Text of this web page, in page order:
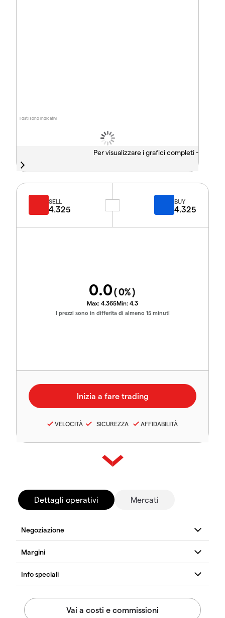
I dati sono indicativi
Per visualizzare i grafici completi -
SELL
4.325
BUY
4.325
0.0(0%)
Max: 4.365Min: 4.3
I prezzi sono in differita di almeno 15 minuti
VELOCITÀ SICUREZZA AFFIDABILITÀ
Dettagli operativi Mercati